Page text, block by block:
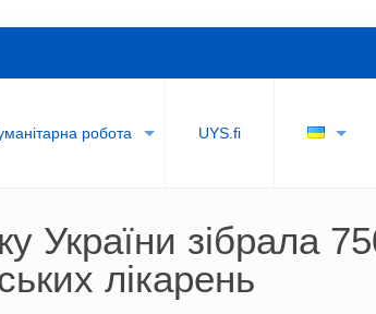
робота UYS.fi
України зібрала
лікарень